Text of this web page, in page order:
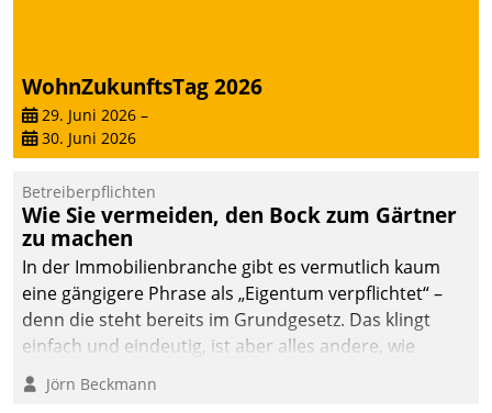
WohnZukunftsTag 2026
29. Juni 2026 –
30. Juni 2026
Betreiberpflichten
Wie Sie vermeiden, den Bock zum Gärtner
zu machen
In der Immobilienbranche gibt es vermutlich kaum
eine gängigere Phrase als „Eigentum verpflichtet“ –
denn die steht bereits im Grundgesetz. Das klingt
einfach und eindeutig, ist aber alles andere, wie
Branchenbeschäftigte wissen. Denn mit der
Verantwortung folgen Verpflichtungen.
Jörn Beckmann